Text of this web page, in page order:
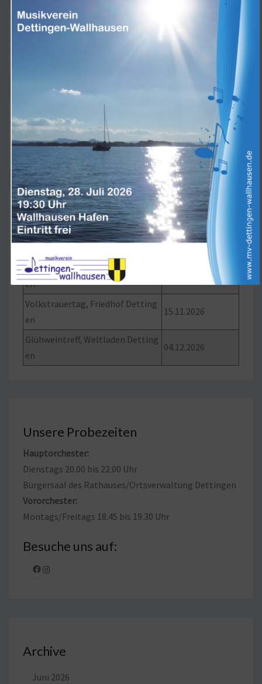
Suchen
KONTAKT
vorstand@mv-dettingen-wallhausen.de
Termine 2026
Serenadenkonzert, Wallhausen H 28.07.2026, 19:30
Verenafest, Pfarrgarten Detting
en
Volkstrauertag, Friedhof Detting
en
15.11.2026
Glühweintreff, Weltladen Detting
en
04.12.2026
Unsere Probezeiten
Hauptorchester:
Dienstags 20.00 bis 22.00 Uhr
Bürgersaal des Rathauses/Ortsverwaltung Dettingen
Vororchester:
Montags/Freitags 18.45 bis 19.30 Uhr
Besuche uns auf:
Facebook
Instagram
Archive
Juni 2026
Subscribe